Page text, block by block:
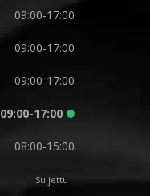
09:00-17:00
09:00-17:00
09:00-17:00
09:00-17:00
08:00-15:00
Suljettu